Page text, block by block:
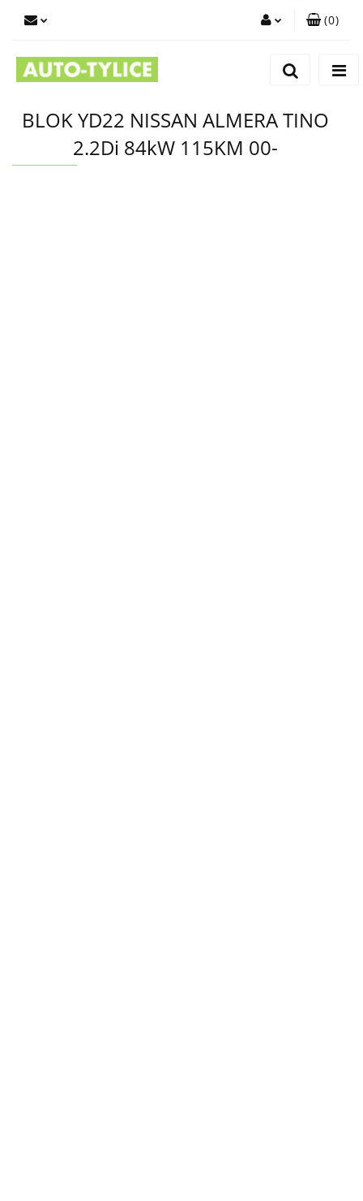
Dodaj zgłoszenie
(0)
BLOK YD22 NISSAN ALMERA TINO
2.2Di 84kW 115KM 00-